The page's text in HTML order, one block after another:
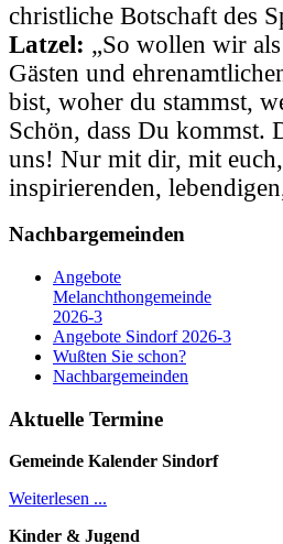
christliche Botschaft des
Latzel: „So wollen wir
Gästen und
bist, woher du stammst,
Schön, dass Du
uns! Nur mit dir, mit
inspirierenden,
Nachbargemeinden
Angebote
Melanchthongemeinde
2026-3
Angebote Sindorf 2026-3
Wußten Sie schon?
Nachbargemeinden
Aktuelle Termine
Gemeinde Kalender Sindorf
Weiterlesen ...
Kinder & Jugend